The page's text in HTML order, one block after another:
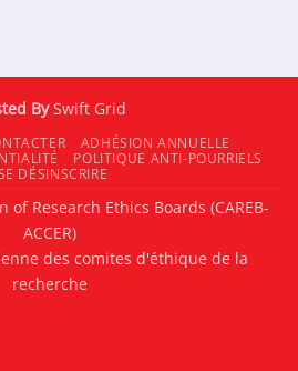
BySwift Grid
ADHÉSION ANNUELLE
POLITIQUE ANTI-POURRIELS
DÉSINSCRIRE
Research Ethics Boards (CAREB-
ACCER)
des comites d'éthique de la
recherche